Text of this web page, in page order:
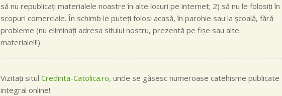
să nu republicaţi materialele noastre în alte locuri pe internet; 2) să nu le folosiţi în
scopuri comerciale. În schimb le puteţi folosi acasă, în parohie sau la şcoală, fără
probleme (nu eliminaţi adresa sitului nostru, prezentă pe fişe sau alte
materiale!!!).
Vizitaţi situl Credinta-Catolica.ro, unde se găsesc numeroase catehisme publicate
integral online!